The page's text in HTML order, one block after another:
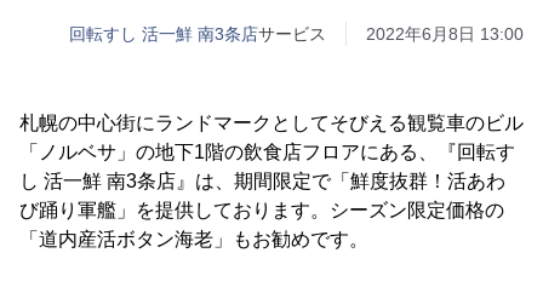
回転すし 活一鮮 南3条店サービス 2022年6月8日 13:00
札幌の中心街にランドマークとしてそびえる観覧車のビル
「ノルベサ」の地下1階の飲食店フロアにある、『回転す
し 活一鮮 南3条店』は、期間限定で「鮮度抜群！活あわ
び踊り軍艦」を提供しております。シーズン限定価格の
「道内産活ボタン海老」もお勧めです。